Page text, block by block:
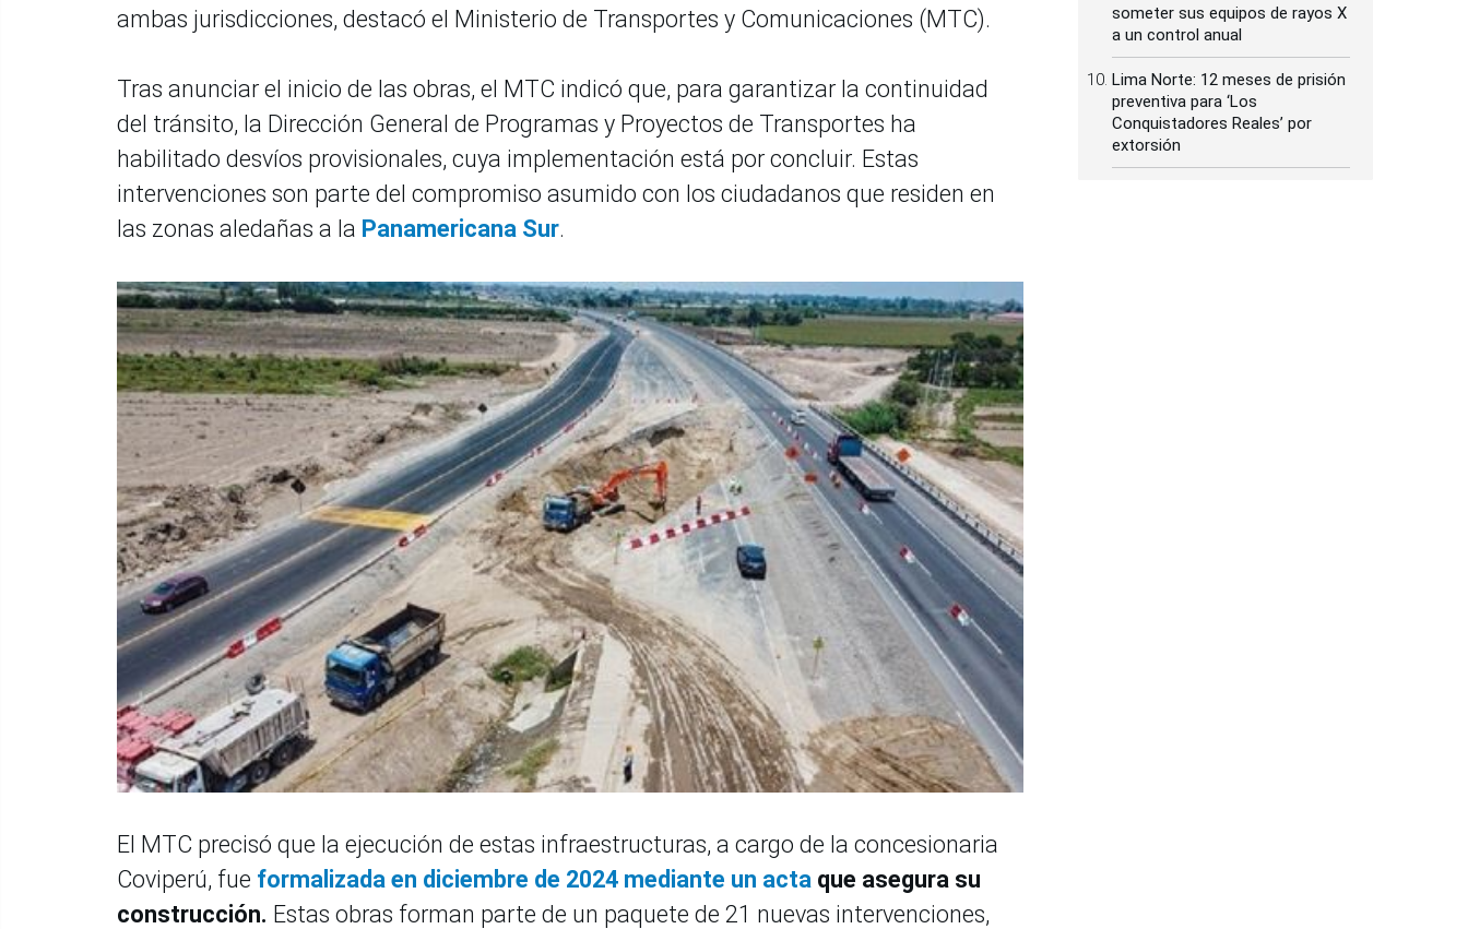
ambas jurisdicciones, destacó el Ministerio de Transportes y Comunicaciones (MTC).
Tras anunciar el inicio de las obras, el MTC indicó que, para garantizar la continuidad
del tránsito, la Dirección General de Programas y Proyectos de Transportes ha
habilitado desvíos provisionales, cuya implementación está por concluir. Estas
intervenciones son parte del compromiso asumido con los ciudadanos que residen en
las zonas aledañas a la Panamericana Sur.
El MTC precisó que la ejecución de estas infraestructuras, a cargo de la concesionaria
Coviperú, fue formalizada en diciembre de 2024 mediante un acta que asegura su
construcción. Estas obras forman parte de un paquete de 21 nuevas intervenciones,
someter sus equipos de rayos X
a un control anual
Lima Norte: 12 meses de prisión
preventiva para ‘Los
Conquistadores Reales’ por
extorsión